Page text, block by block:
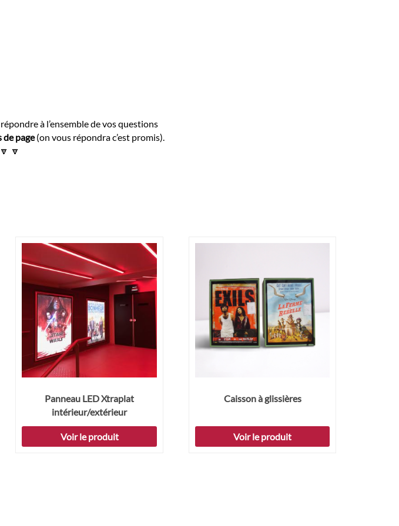
à l’ensemble de vos questions
page(on vous répondra c’est promis).
🔽
Panneau LED Xtraplat
intérieur/extérieur
Voir le produit
Caisson à glissières
Voir le produit